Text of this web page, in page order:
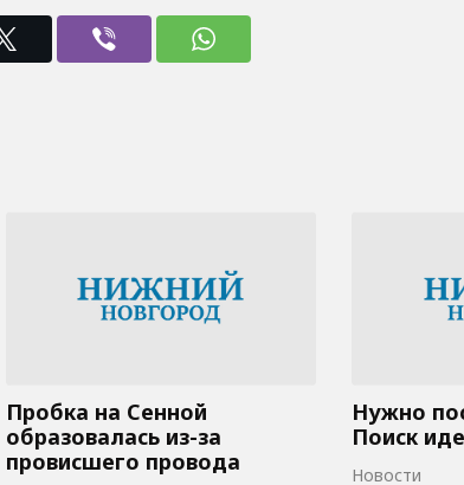
Пробка на Сенной
образовалась из-за
провисшего провода
Нужно
Поиск
Новости